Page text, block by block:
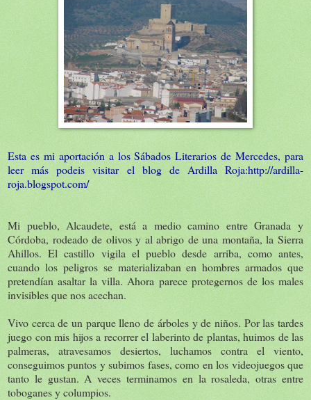
Esta es mi aportación a los Sábados Literarios de Mercedes, para
leer más podeis visitar el blog de Ardilla Roja:http://ardilla-
roja.blogspot.com/
Mi pueblo, Alcaudete, está a medio camino entre Granada y
Córdoba, rodeado de olivos y al abrigo de una montaña, la Sierra
Ahillos. El castillo vigila el pueblo desde arriba, como antes,
cuando los peligros se materializaban en hombres armados que
pretendían asaltar la villa. Ahora parece protegernos de los males
invisibles que nos acechan.
Vivo cerca de un parque lleno de árboles y de niños. Por las tardes
juego con mis hijos a recorrer el laberinto de plantas, huimos de las
palmeras, atravesamos desiertos, luchamos contra el viento,
conseguimos puntos y subimos fases, como en los videojuegos que
tanto le gustan. A veces terminamos en la rosaleda, otras entre
toboganes y columpios.